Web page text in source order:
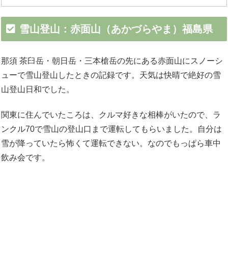
雪山登山：赤面山（あかづらやま）福島県
那須 茶臼岳・朝日岳・三本槍岳の先にある赤面山にスノーシ
ューで雪山登山したときの記録です。天気は快晴で絶好の雪
山登山日和でした。
関東に住んでいたころは、クルマ好きな相棒がいたので、ラ
ンクル70で雪山の登山口まで運転してもらいました。自分は
雪が降っていたら怖くて運転できない。なのでもっぱら車中
飲み会です。